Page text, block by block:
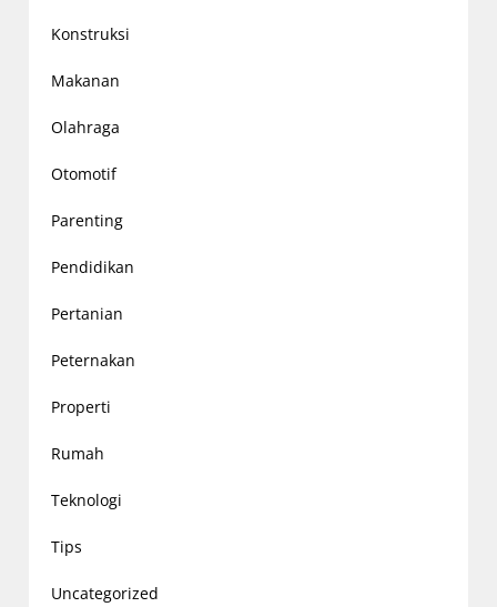
Konstruksi
Makanan
Olahraga
Otomotif
Parenting
Pendidikan
Pertanian
Peternakan
Properti
Rumah
Teknologi
Tips
Uncategorized